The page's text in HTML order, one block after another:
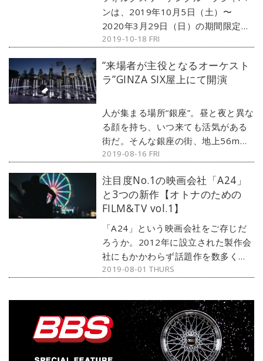
いよ旅はスタートする。（文：金子
浩久／写真：田丸瑞穂）※本連載は
2003〜2004年までMotor
Magazine誌に掲載された連載の再
録です。当時の雰囲気をお楽しみく
ださい。
ンは、2019年10月5日（土）〜
2020年3月29日（日）の期間限定に
て、人が集まり、新しいコトが生ま
ッジ」をオープンする。フォルクス
ワーゲンとして初の試みである当ス
ースされた廃材で構成され、訪れる
人の創造性を刺激する“遊び心”あふれ
た空間となっている。
2019-10-18 FRI
“来場者が主役となるオーケスト
ラ”GINZA SIX屋上にて開演
人が集まる場所“銀座”。昼と夜と異な
る顔を持ち、いつ来ても活気がある
街だ。そんな銀座の街、地上56mに
位置するGINZA SIX屋上庭園にて、
人である「NF」がプロデュースする
サウンドインスタレーション
「ROOF TOP ORCHESTRA（ルー
フトップオーケストラ）ー音を奏で
る庭園ー」が開催される。当インス
タレーションは、来場者が参加して
光と音楽を作りだす次世代のインス
タレーション。銀座の夜の街並みを
ストラ”の開演だ。
2019-08-16 FRI
注目度No.1の映画会社「A24」
と3つの新作【オトナのための
FILM&TV vol.1】
「A24」という映画会社をご存じだ
ろうか。2012年に設立された製作会
社にもかかわらず話題作を数多く輩
出し、あらゆる映画賞をモノにして
けでなく計算されたブランディング
と適切なマーケティングを展開する
彼らは、昔ながらの映画会社とは違
うスタートアップのような空気が感
じられると話題だ。ではどのような
2019-08-01 THURS